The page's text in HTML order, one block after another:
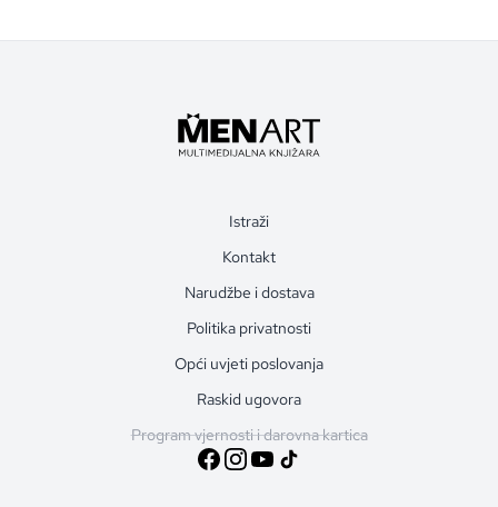
Istraži
Kontakt
Narudžbe i dostava
Politika privatnosti
Opći uvjeti poslovanja
Raskid ugovora
Program vjernosti i darovna kartica